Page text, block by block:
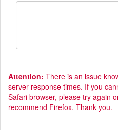
Attention: There is an issue
server response times. If you
Safari browser, please try again
recommend Firefox. Thank you.